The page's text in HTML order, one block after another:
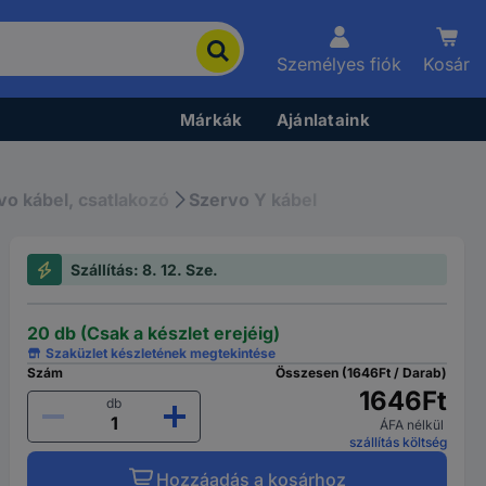
Személyes fiók Kosár
Márkák Ajánlataink
kábel, csatlakozó Szervo Y kábel
Szállítás: 8. 12. Sze.
20 db (Csak a készlet erejéig)
Szaküzlet készletének megtekintése
Szám
db
Összesen (1646Ft / Darab)
1646Ft
ÁFA nélkül
szállítás költség
Hozzáadás a kosárhoz